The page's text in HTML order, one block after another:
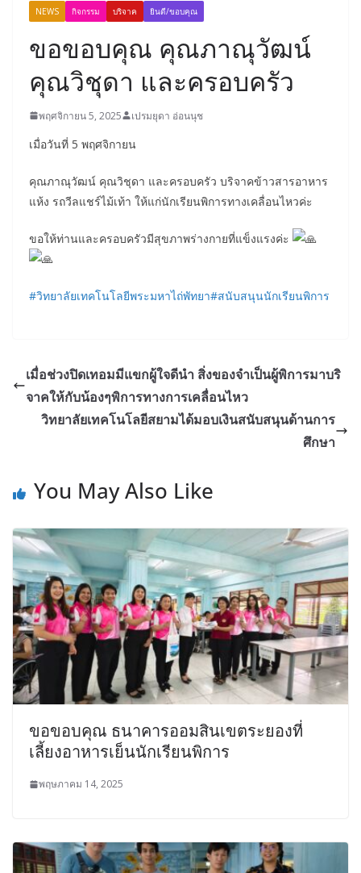
NEWS กิจกรรม บริจาค ยินดี/ขอบคุณ
ขอขอบคุณ คุณภาณุวัฒน์
คุณวิชุดา และครอบครัว
พฤศจิกายน 5, 2025 เปรมยุดา อ่อนนุช
เมื่อวันที่ 5 พฤศจิกายน
คุณภาณุวัฒน์ คุณวิชุดา และครอบครัว บริจาคข้าวสารอาหาร
แห้ง รถวีลแชร์ไม้เท้า ให้แก่นักเรียนพิการทางเคลื่อนไหวค่ะ
ขอให้ท่านและครอบครัวมีสุขภาพร่างกายที่แข็งแรงค่ะ
#วิทยาลัยเทคโนโลยีพระมหาไถ่พัทยา#สนับสนุนนักเรียนพิการ
เมื่อช่วงปิดเทอมมีแขกผู้ใจดีนำ สิ่งของจำเป็นผู้พิการมาบริ
จาคให้กับน้องๆพิการทางการเคลื่อนไหว
วิทยาลัยเทคโนโลยีสยามได้มอบเงินสนับสนุนด้านการ
ศึกษา
You May Also Like
ขอขอบคุณ ธนาคารออมสินเขตระยองที่
เลี้ยงอาหารเย็นนักเรียนพิการ
พฤษภาคม 14, 2025